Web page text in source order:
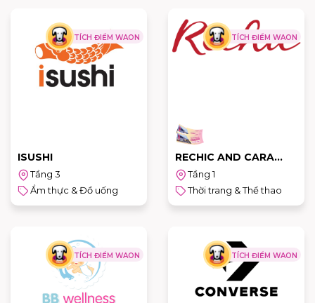
TÍCH ĐIỂM WAON
ISUSHI
Tầng 3
Ẩm thực & Đồ uống
TÍCH ĐIỂM WAON
RECHIC AND CARA
CLUBTầng 1
Thời trang & Thể thao
TÍCH ĐIỂM WAON TÍCH ĐIỂM WAON